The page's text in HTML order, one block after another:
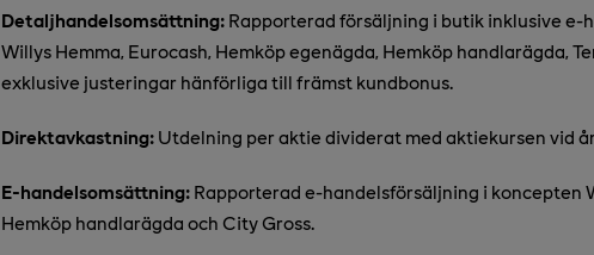
Detaljhandelsomsättning: Rapporterad försäljning i butik inklusive e-
Willys Hemma, Eurocash, Hemköp egenägda, Hemköp handlarägda,
exklusive justeringar hänförliga till främst kundbonus.
Direktavkastning: Utdelning per aktie dividerat med aktiekursen vid
E-handelsomsättning: Rapporterad e-handelsförsäljning i koncepten
Hemköp handlarägda och City Gross.